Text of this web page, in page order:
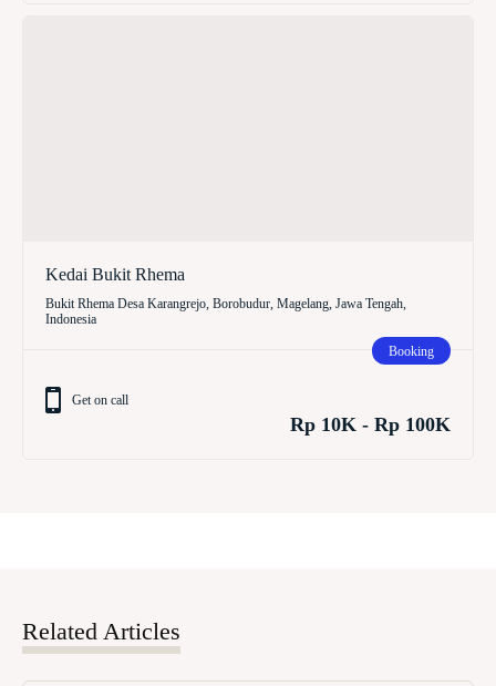
Kedai Bukit Rhema
Bukit Rhema Desa Karangrejo, Borobudur, Magelang, Jawa Tengah,
Indonesia
Booking
Get on call
Rp 10K - Rp 100K
Related Articles